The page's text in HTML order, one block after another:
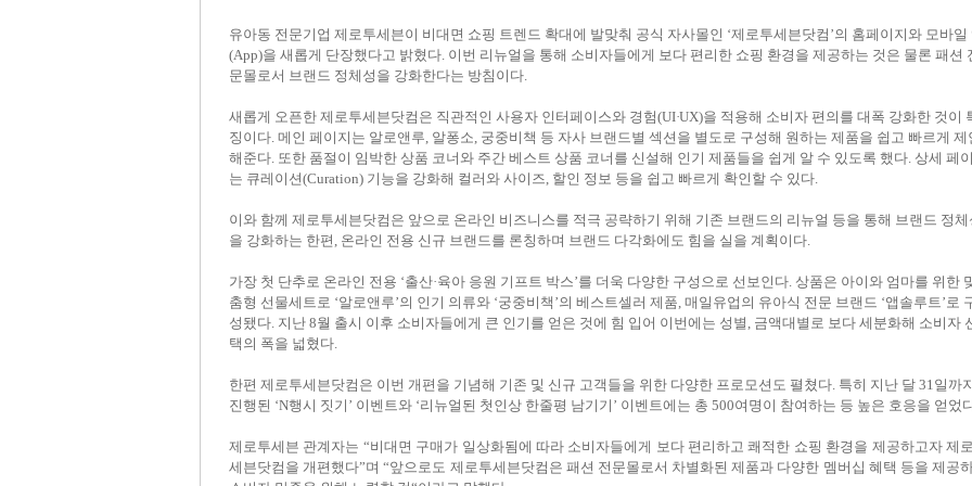
유아동 전문기업 제로투세븐이 비대면 쇼핑 트렌드 확대에 발맞춰 공식 자사몰인 ‘제로투세븐닷컴 ’의 홈페이지와 모바일
(App)을 새롭게 단장했다고 밝혔다. 이번 리뉴얼을 통해 소비자들에게 보다 편리한 쇼핑 환경을 제공하는 것은 물론 패션
문몰로서 브랜드 정체성을 강화한다는 방침 이다.
새롭게 오픈한 제로투세븐닷컴은 직관적인 사용자 인터페이스와 경험(UI·UX)을 적용해 소비자 편의를대폭 강화한 것이
징이다. 메인 페이지는 알로앤루, 알퐁소, 궁중비책 등 자사 브랜드별 섹션을 별도로 구성해 원하는 제품을 쉽고 빠르게 제
해준다. 또한 품절이 임박한 상품 코너와 주간 베스트 상품 코너를 신설해 인기 제품들을 쉽게 알 수 있도록 했다. 상세 페
는 큐레이션(Curation) 기능을 강화해 컬러와 사이즈, 할인 정보 등을 쉽고 빠르게 확인할 수 있다.
이와 함께 제로투세븐닷컴은 앞으로 온라인 비즈니스를 적극 공략하기 위해 기존 브랜드의 리뉴얼 등을 통해 브랜드 정체
을 강화하는 한편 , 온라인 전용 신규 브랜드를 론칭하며 브랜드 다각화에도 힘을 실을 계획이다.
가장 첫 단추로 온라인 전용 ‘출산·육아 응원 기프트 박스’를 더욱 다양한 구성으로 선보인다. 상품은 아이와 엄마를 위한
춤형 선물세트로 ‘알로앤루’의 인기 의류와 ‘궁중비책 ’의 베스트셀러 제품, 매일유업의 유아식 전문 브랜드 ‘앱솔루트’로
성됐다. 지난 8월 출시 이후 소비자들에게 큰 인기를 얻은 것에 힘 입어 이번에는 성별 , 금액대별로 보다 세분화해 소비자
택의 폭을 넓혔다.
한편 제로투세븐닷컴은 이번 개편을 기념해 기존 및 신규 고객들을 위한 다양한 프로모션도 펼쳤다. 특히 지난 달 31일까
진행된 ‘N행시 짓기 ’ 이벤트와 ‘리뉴얼된 첫인상 한줄평 남기기 ’ 이벤트에는 총 500여명이 참여하는 등 높은 호응을 얻었
제로투세븐 관계자는 “비대면 구매가 일상화됨에 따라 소비자들에게 보다 편리하고 쾌적한 쇼핑 환경을 제공하고자 제
세븐닷컴을 개편했다”며“앞으로도 제로투세븐닷컴은 패션 전문몰로서 차별화된 제품과 다양한 멤버십 혜택 등을 제공